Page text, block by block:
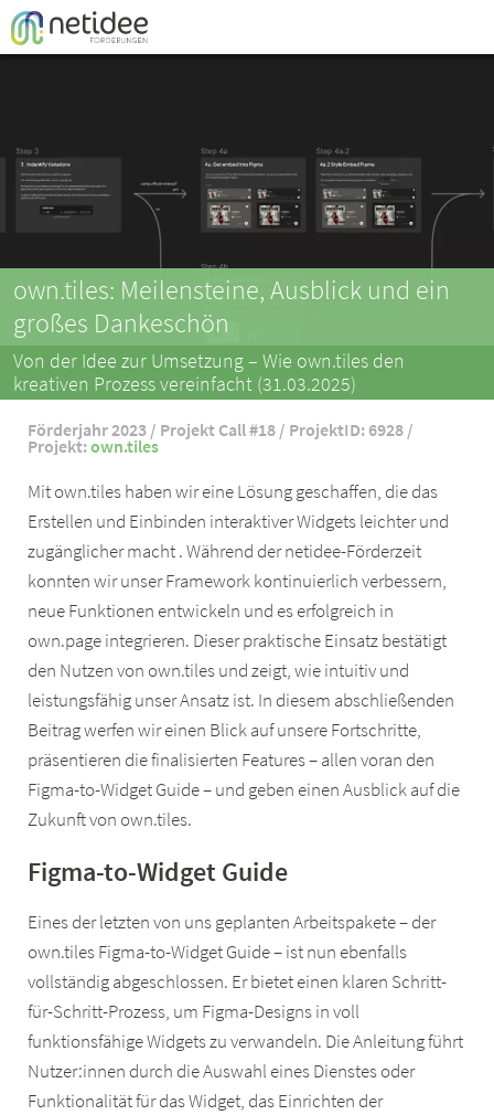
Enter your username or email address
Passwort
Passwort
own.tiles: Meilensteine, Ausblick und ein
großes Dankeschön
Von der Idee zur Umsetzung – Wie own.tiles den
kreativen Prozess vereinfacht (31.03.2025)
Förderjahr 2023 / Projekt Call #18 / ProjektID: 6928 /
Projekt:own.tiles
Mit own.tiles haben wir eine Lösung geschaffen, die das
Erstellen und Einbinden interaktiver Widgets leichter und
zugänglicher macht . Während der netidee-Förderzeit
konnten wir unser Framework kontinuierlich verbessern,
neue Funktionen entwickeln und es erfolgreich in
own.page integrieren. Dieser praktische Einsatz bestätigt
den Nutzen von own.tiles und zeigt, wie intuitiv und
leistungsfähig unser Ansatz ist. In diesem abschließenden
Beitrag werfen wir einen Blick auf unsere Fortschritte,
präsentieren die finalisierten Features – allen voran den
Figma-to-Widget Guide – und geben einen Ausblick auf die
Zukunft von own.tiles.
Figma-to-Widget Guide
Eines der letzten von uns geplanten Arbeitspakete – der
own.tiles Figma-to-Widget Guide – ist nun ebenfalls
vollständig abgeschlossen. Er bietet einen klaren Schritt-
für-Schritt-Prozess, um Figma-Designs in voll
funktionsfähige Widgets zu verwandeln. Die Anleitung führt
Nutzer:innen durch die Auswahl eines Dienstes oder
Funktionalität für das Widget, das Einrichten der